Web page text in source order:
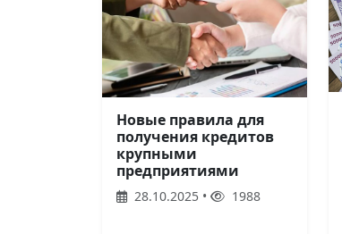
Новые правила для
получения кредитов
крупными
предприятиями
28.10.2025 • 1988